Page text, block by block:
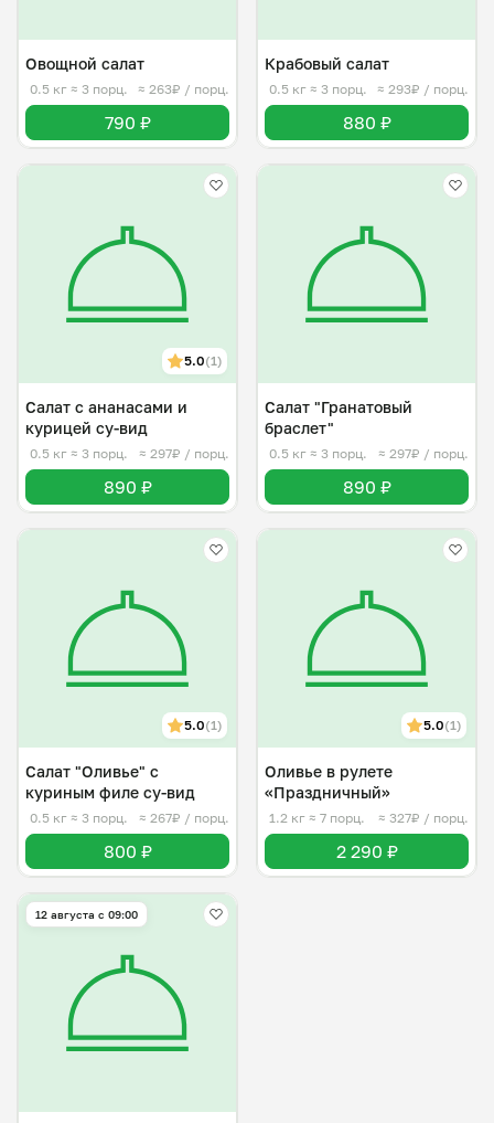
Овощной салат
0.5 кг ≈ 3 порц. ≈ 263₽ / порц.
790 ₽
Крабовый салат
0.5 кг ≈ 3 порц. ≈ 293₽ / порц.
880 ₽
5.0(1)
Салат с ананасами и
курицей су-вид
0.5 кг ≈ 3 порц. ≈ 297₽ / порц.
890 ₽
Салат "Гранатовый
браслет"
0.5 кг ≈ 3 порц. ≈ 297₽ / порц.
890 ₽
5.0(1)
Салат "Оливье" с
куриным филе су-вид
0.5 кг ≈ 3 порц. ≈ 267₽ / порц.
800 ₽
5.0(1)
Оливье в рулете
«Праздничный»
1.2 кг ≈ 7 порц. ≈ 327₽ / порц.
2 290 ₽
12 августа с 09:00